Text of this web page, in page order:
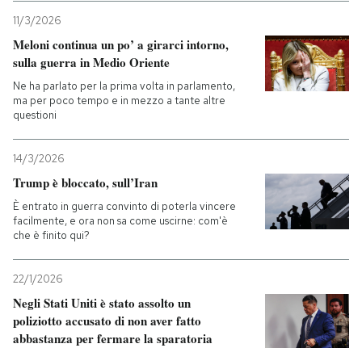
11/3/2026
Meloni continua un po’ a girarci intorno,
sulla guerra in Medio Oriente
Ne ha parlato per la prima volta in parlamento,
ma per poco tempo e in mezzo a tante altre
questioni
14/3/2026
Trump è bloccato, sull’Iran
È entrato in guerra convinto di poterla vincere
facilmente, e ora non sa come uscirne: com'è
che è finito qui?
22/1/2026
Negli Stati Uniti è stato assolto un
poliziotto accusato di non aver fatto
abbastanza per fermare la sparatoria